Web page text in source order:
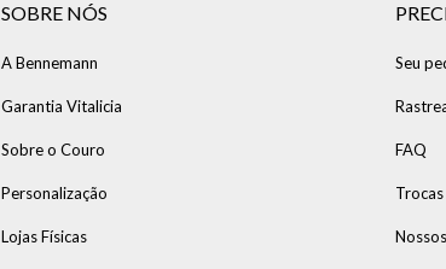
SOBRE NÓS
A Bennemann
Garantia Vitalicia
Sobre o Couro
Personalização
Lojas Físicas
Seu
FAQ